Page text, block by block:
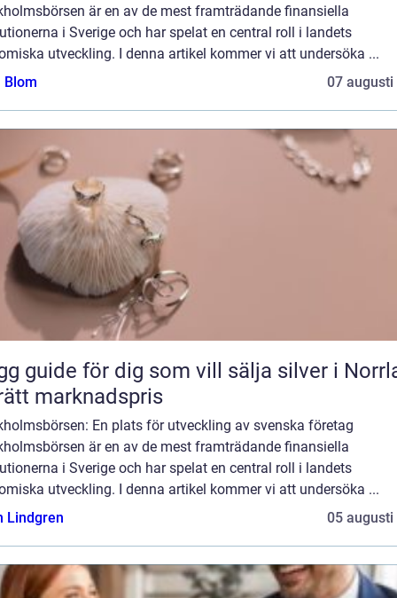
är en av de mest framträdande finansiella
i Sverige och har spelat en central roll i landets
utveckling. I denna artikel kommer vi att undersöka ...
Blom
07 augusti
guide för dig som vill sälja silver i
marknadspris
En plats för utveckling av svenska företag
är en av de mest framträdande finansiella
i Sverige och har spelat en central roll i landets
utveckling. I denna artikel kommer vi att undersöka ...
Lindgren
05 augusti